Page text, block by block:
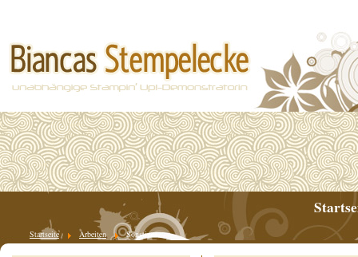
Startseite Arbeiten Sonstiges